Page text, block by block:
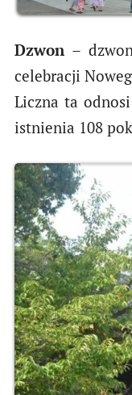
Dzwon–
celebracji
Liczna ta
istnienia 108